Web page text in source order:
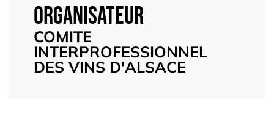
Organisateur
COMITE
INTERPROFESSIONNEL
DES VINS D'ALSACE